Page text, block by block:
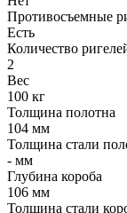
Противосъемные
Есть
Количество
2
Вес
100 кг
Толщина полотна
104 мм
Толщина стали
- мм
Глубина короба
106 мм
Толщина стали